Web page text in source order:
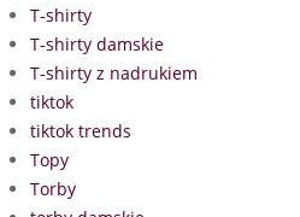
T-shirty
T-shirty damskie
T-shirty z nadrukiem
tiktok
tiktok trends
Topy
Torby